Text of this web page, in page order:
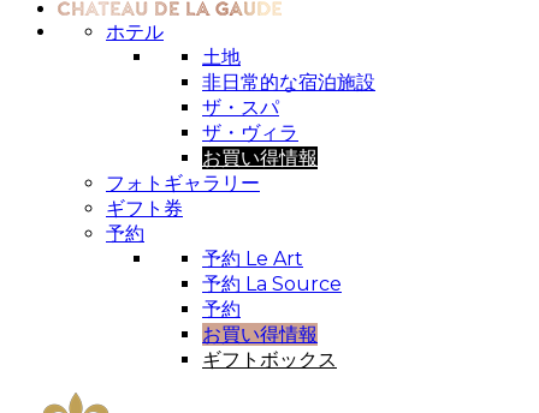
ホテル
土地
非日常的な宿泊施設
ザ・スパ
ザ・ヴィラ
お買い得情報
フォトギャラリー
ギフト券
予約
予約 Le Art
予約 La Source
予約
お買い得情報
ギフトボックス